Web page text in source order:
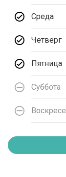
Среда
Четверг
Пятница
Суббота